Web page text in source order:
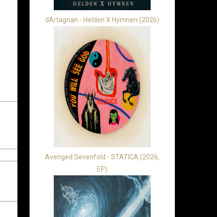
dArtagnan - Helden X Hymnen (2026)
Avenged Sevenfold - STATICA (2026,
EP)